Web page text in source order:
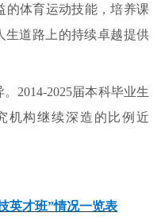
的体育运动技能，培养课
生道路上的持续卓越提供
2014-2025届本科毕业生
机构继续深造的比例近
英才班”情况一览表